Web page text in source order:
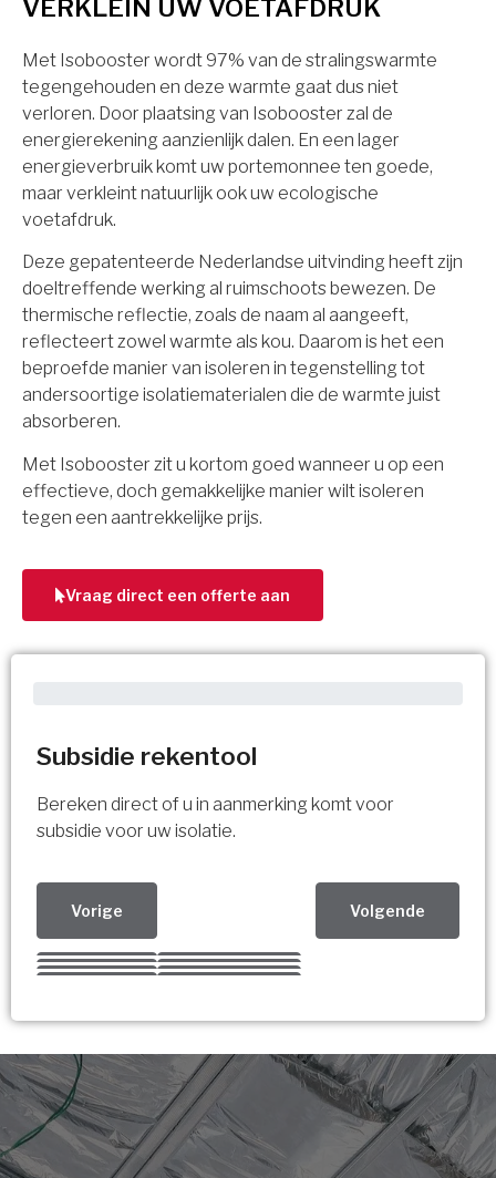
Subsidie rekentool
Bereken direct of u in aanmerking komt voor
subsidie voor uw isolatie.
Vorige Volgende
Kies uw Isolatiemaatregel
Meerdere keuzes mogelijk
Isolatiemaatregel
Spouwisolatie
Vorige Volgende
U komt in aanmerking voor
subsidie!
Vul uw gegevens in en ontvang nu direct uw
berekening per mail.
VERKLEIN UW VOETAFDRUK
Met Isobooster wordt 97% van de stralingswarmte
tegengehouden en deze warmte gaat dus niet
verloren. Door plaatsing van Isobooster zal de
energierekening aanzienlijk dalen. En een lager
energieverbruik komt uw portemonnee ten goede,
maar verkleint natuurlijk ook uw ecologische
voetafdruk.
Deze gepatenteerde Nederlandse uitvinding heeft zijn
doeltreffende werking al ruimschoots bewezen. De
thermische reflectie, zoals de naam al aangeeft,
reflecteert zowel warmte als kou. Daarom is het een
beproefde manier van isoleren in tegenstelling tot
andersoortige isolatiematerialen die de warmte juist
absorberen.
Met Isobooster zit u kortom goed wanneer u op een
effectieve, doch gemakkelijke manier wilt isoleren
tegen een aantrekkelijke prijs.
Vraag direct een offerte aan